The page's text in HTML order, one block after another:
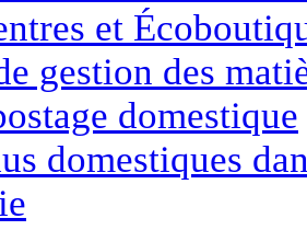
et
gestion des
domestique
domestiques